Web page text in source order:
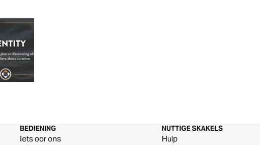
BEDIENING
Iets oor ons
NUTTIGE SKAKELS
Hulp